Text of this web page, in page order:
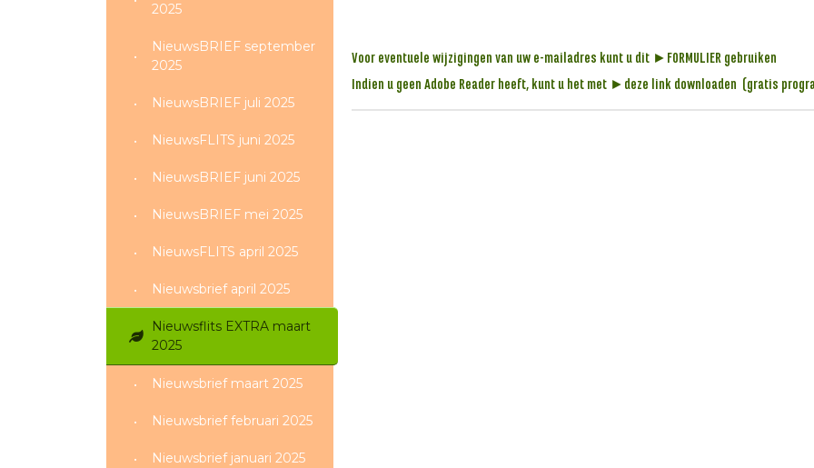
2025
NieuwsBRIEF september
2025
NieuwsBRIEF juli 2025
NieuwsFLITS juni 2025
NieuwsBRIEF juni 2025
NieuwsBRIEF mei 2025
NieuwsFLITS april 2025
Nieuwsbrief april 2025
Nieuwsflits EXTRA maart
2025
Nieuwsbrief maart 2025
Nieuwsbrief februari 2025
Nieuwsbrief januari 2025
Voor eventuele wijzigingen van uw e-mailadres kunt u dit ►FORMULIER gebruiken
Indien u geen Adobe Reader heeft, kunt u het met ►deze link downloaden (gratis